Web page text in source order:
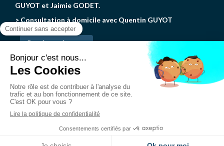
GUYOT et Jaimie GODET.
> Consultation à domicile avec Quentin GUYOT
Prendre rendez-vous
N'hésitez pas à consulter les autres pages du site pour en
savoir plus sur la Chiropraxie.
© Thomas Lamy - Chiropracteur Colomiers
Création et référencement du site par Simplébo
Site partenaire deAFC